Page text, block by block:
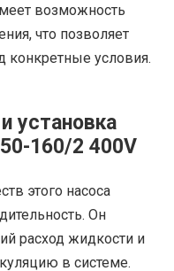
возможность
что позволяет
конкретные условия.
установка
160/2 400V
этого насоса
Он
расход жидкости и
в системе.